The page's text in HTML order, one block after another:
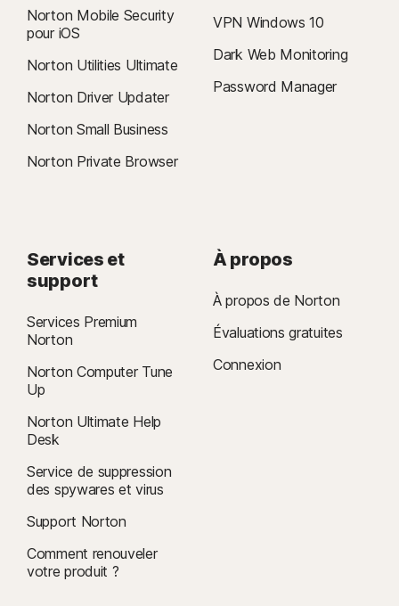
Norton Mobile Security
pour iOS
Norton Utilities Ultimate
Norton Driver Updater
Norton Small Business
Norton Private Browser
VPN Windows 10
Dark Web Monitoring
Password Manager
Services et
support
Services Premium
Norton
Norton Computer Tune
Up
Norton Ultimate Help
Desk
Service de suppression
des spywares et virus
Support Norton
Comment renouveler
votre produit ?
À propos
À propos de Norton
Évaluations gratuites
Connexion